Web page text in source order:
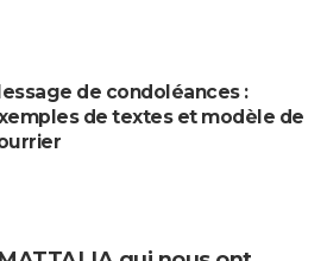
de condoléances :
de textes et modèle de